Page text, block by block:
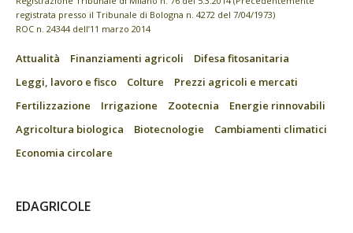
registrata presso il Tribunale di Bologna n. 4272 del 7/04/1973)
ROC n. 24344 dell’11 marzo 2014
Attualità Finanziamenti agricoli
Difesa fitosanitaria
Leggi, lavoro e fisco
Colture
Prezzi agricoli e mercati
Fertilizzazione
Irrigazione Zootecnia
Energie rinnovabili
Agricoltura biologica
Biotecnologie
Cambiamenti climatici
Economia circolare
EDAGRICOLE